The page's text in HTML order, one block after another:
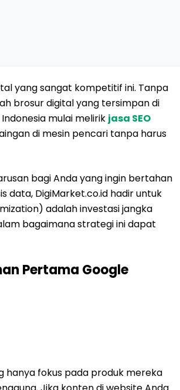
yang sangat kompetitif ini. Tanpa
brosur digital yang tersimpan di
mulai melirik jasa SEO
di mesin pencari tanpa harus
bagi Anda yang ingin bertahan
data, DigiMarket.co.id hadir untuk
adalah investasi jangka
bagaimana strategi ini dapat
Pertama Google
hanya fokus pada produk mereka